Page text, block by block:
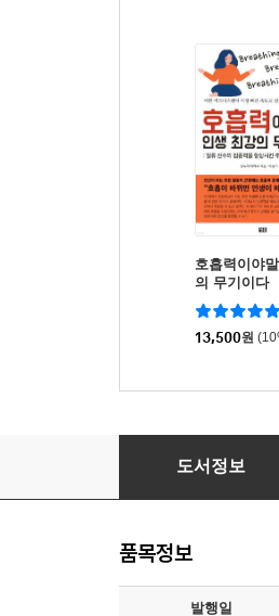
호흡력이야
의 무기이다
13,500원
피곤해지지 않는 올
도서정보
품목정보
발행일